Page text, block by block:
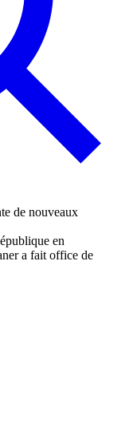
en
a fait office de